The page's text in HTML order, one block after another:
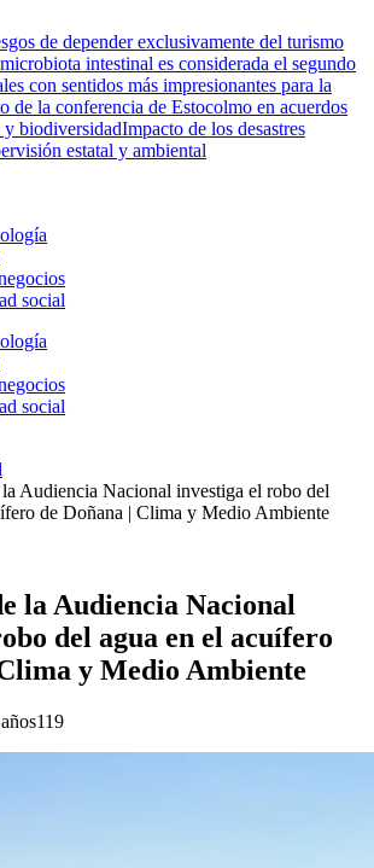
de depender exclusivamente del turismo
intestinal es considerada el segundo
con sentidos más impresionantes para la
de la conferencia de Estocolmo en acuerdos
y biodiversidadImpacto de los desastres
estatal y ambiental
social
social
Audiencia Nacional investiga el robo del
de Doñana | Clima y Medio Ambiente
la Audiencia Nacional
del agua en el acuífero
y Medio Ambiente
119